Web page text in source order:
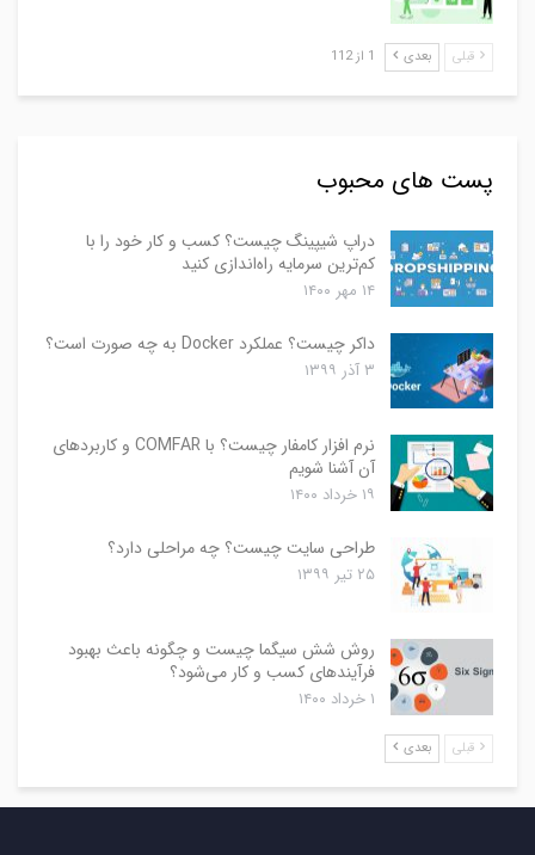
قبلی بعدی 1 از 112
پست های محبوب
دراپ شیپینگ چیست؟ کسب و کار خود را با
کم‌ترین سرمایه راه‌اندازی کنید
۱۴ مهر ۱۴۰۰
داکر چیست؟ عملکرد Docker به چه صورت است؟
۳ آذر ۱۳۹۹
نرم افزار کامفار چیست؟ با COMFAR و کاربردهای
آن آشنا شویم
۱۹ خرداد ۱۴۰۰
طراحی سایت چیست؟ چه مراحلی دارد؟
۲۵ تیر ۱۳۹۹
روش شش سیگما چیست و چگونه باعث بهبود
فرآیندهای کسب و کار می‌شود؟
۱ خرداد ۱۴۰۰
قبلی بعدی